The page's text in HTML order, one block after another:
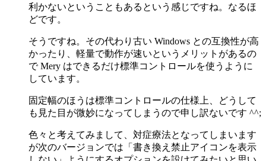
利かないということもあるという感じですね。なるほ
どです。
そうですね。その代わり古い Windows との互換性が高
かったり、軽量で動作が速いというメリットがあるの
で Mery はできるだけ標準コントロールを使うように
しています。
固定幅のほうは標準コントロールの仕様上、どうして
も見た目が微妙になってしまうので申し訳ないです ^^;
色々と考えてみまして、対症療法となってしまいます
が次のバージョンでは「書き換え禁止アイコンを表示